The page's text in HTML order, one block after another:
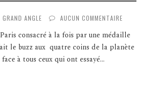
GRAND ANGLE AUCUN COMMENTAIRE
consacré à la fois par une médaille
le buzz aux quatre coins de la planète
à tous ceux qui ont essayé...